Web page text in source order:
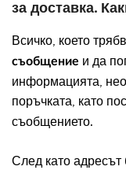
за доставка.
Всичко, което
съобщение и да
информацията,
поръчката, като
съобщението.
След като